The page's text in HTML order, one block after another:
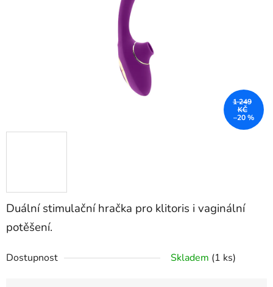
Duální stimulační hračka pro klitoris i vaginální
potěšení.
Dostupnost Skladem (1 ks)
1 249
KČ
–20 %